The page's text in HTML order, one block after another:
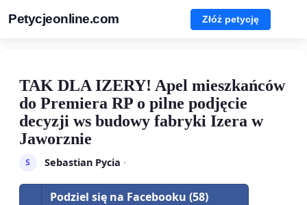
Petycjeonline.com Złóż petycję
TAK DLA IZERY! Apel mieszkańców
do Premiera RP o pilne podjęcie
decyzji ws budowy fabryki Izera w
Jaworznie
S Sebastian Pycia ·
Podziel się na Facebooku (58)